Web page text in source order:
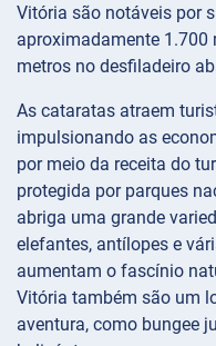
Vitória são notáveis por
aproximadamente 1.700
metros no desfiladeiro
As cataratas atraem
impulsionando as
por meio da receita do
protegida por parques
abriga uma grande
elefantes, antílopes e
aumentam o fascínio
Vitória também são um
aventura, como bungee